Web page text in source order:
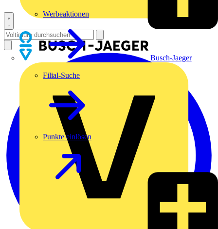
Busch-Jaeger
Werbeaktionen
Filial-Suche
Punkte einlösen